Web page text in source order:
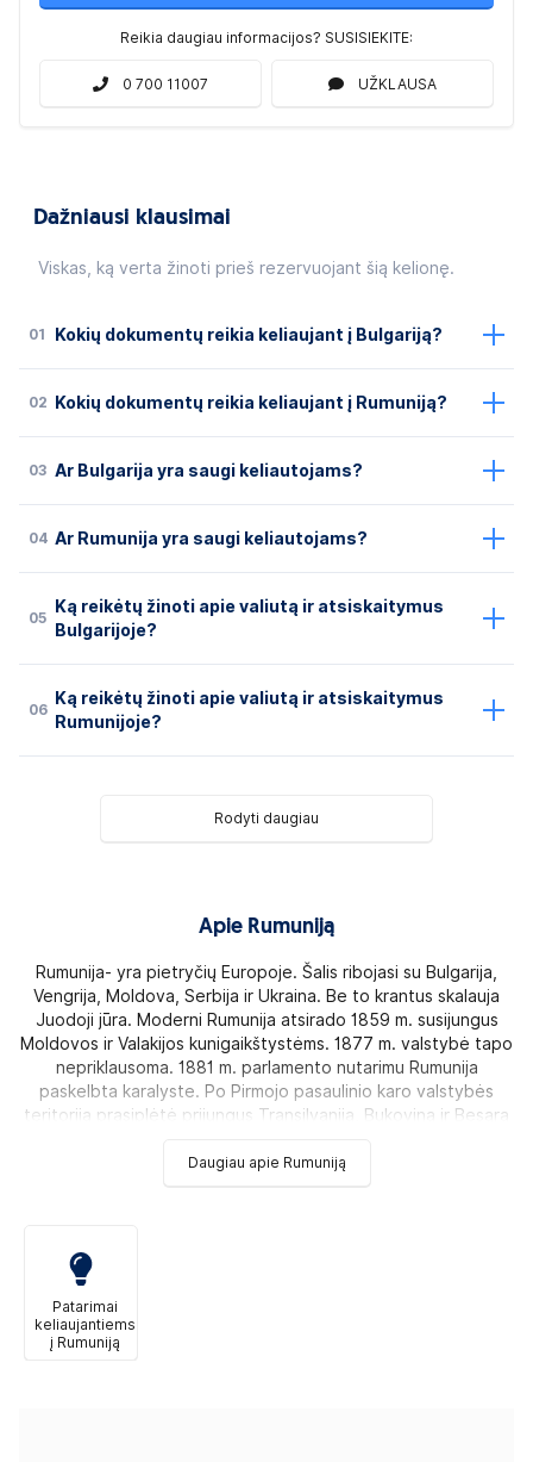
Reikia daugiau informacijos? SUSISIEKITE:
0 700 11007 UŽKLAUSA
Dažniausi klausimai
Viskas, ką verta žinoti prieš rezervuojant šią kelionę.
01 Kokių dokumentų reikia keliaujant į Bulgariją?
02 Kokių dokumentų reikia keliaujant į Rumuniją?
03 Ar Bulgarija yra saugi keliautojams?
04 Ar Rumunija yra saugi keliautojams?
05
Ką reikėtų žinoti apie valiutą ir atsiskaitymus
Bulgarijoje?
06
Ką reikėtų žinoti apie valiutą ir atsiskaitymus
Rumunijoje?
Rodyti daugiau
Apie Rumuniją
Rumunija- yra pietryčių Europoje. Šalis ribojasi su Bulgarija,
Vengrija, Moldova, Serbija ir Ukraina. Be to krantus skalauja
Juodoji jūra. Moderni Rumunija atsirado 1859 m. susijungus
Moldovos ir Valakijos kunigaikštystėms. 1877 m. valstybė tapo
nepriklausoma. 1881 m. parlamento nutarimu Rumunija
paskelbta karalyste. Po Pirmojo pasaulinio karo valstybės
teritorija prasiplėtė prijungus Transilvaniją, Bukoviną ir Besara
Daugiau apie Rumuniją
Patarimai
keliaujantiems
į Rumuniją